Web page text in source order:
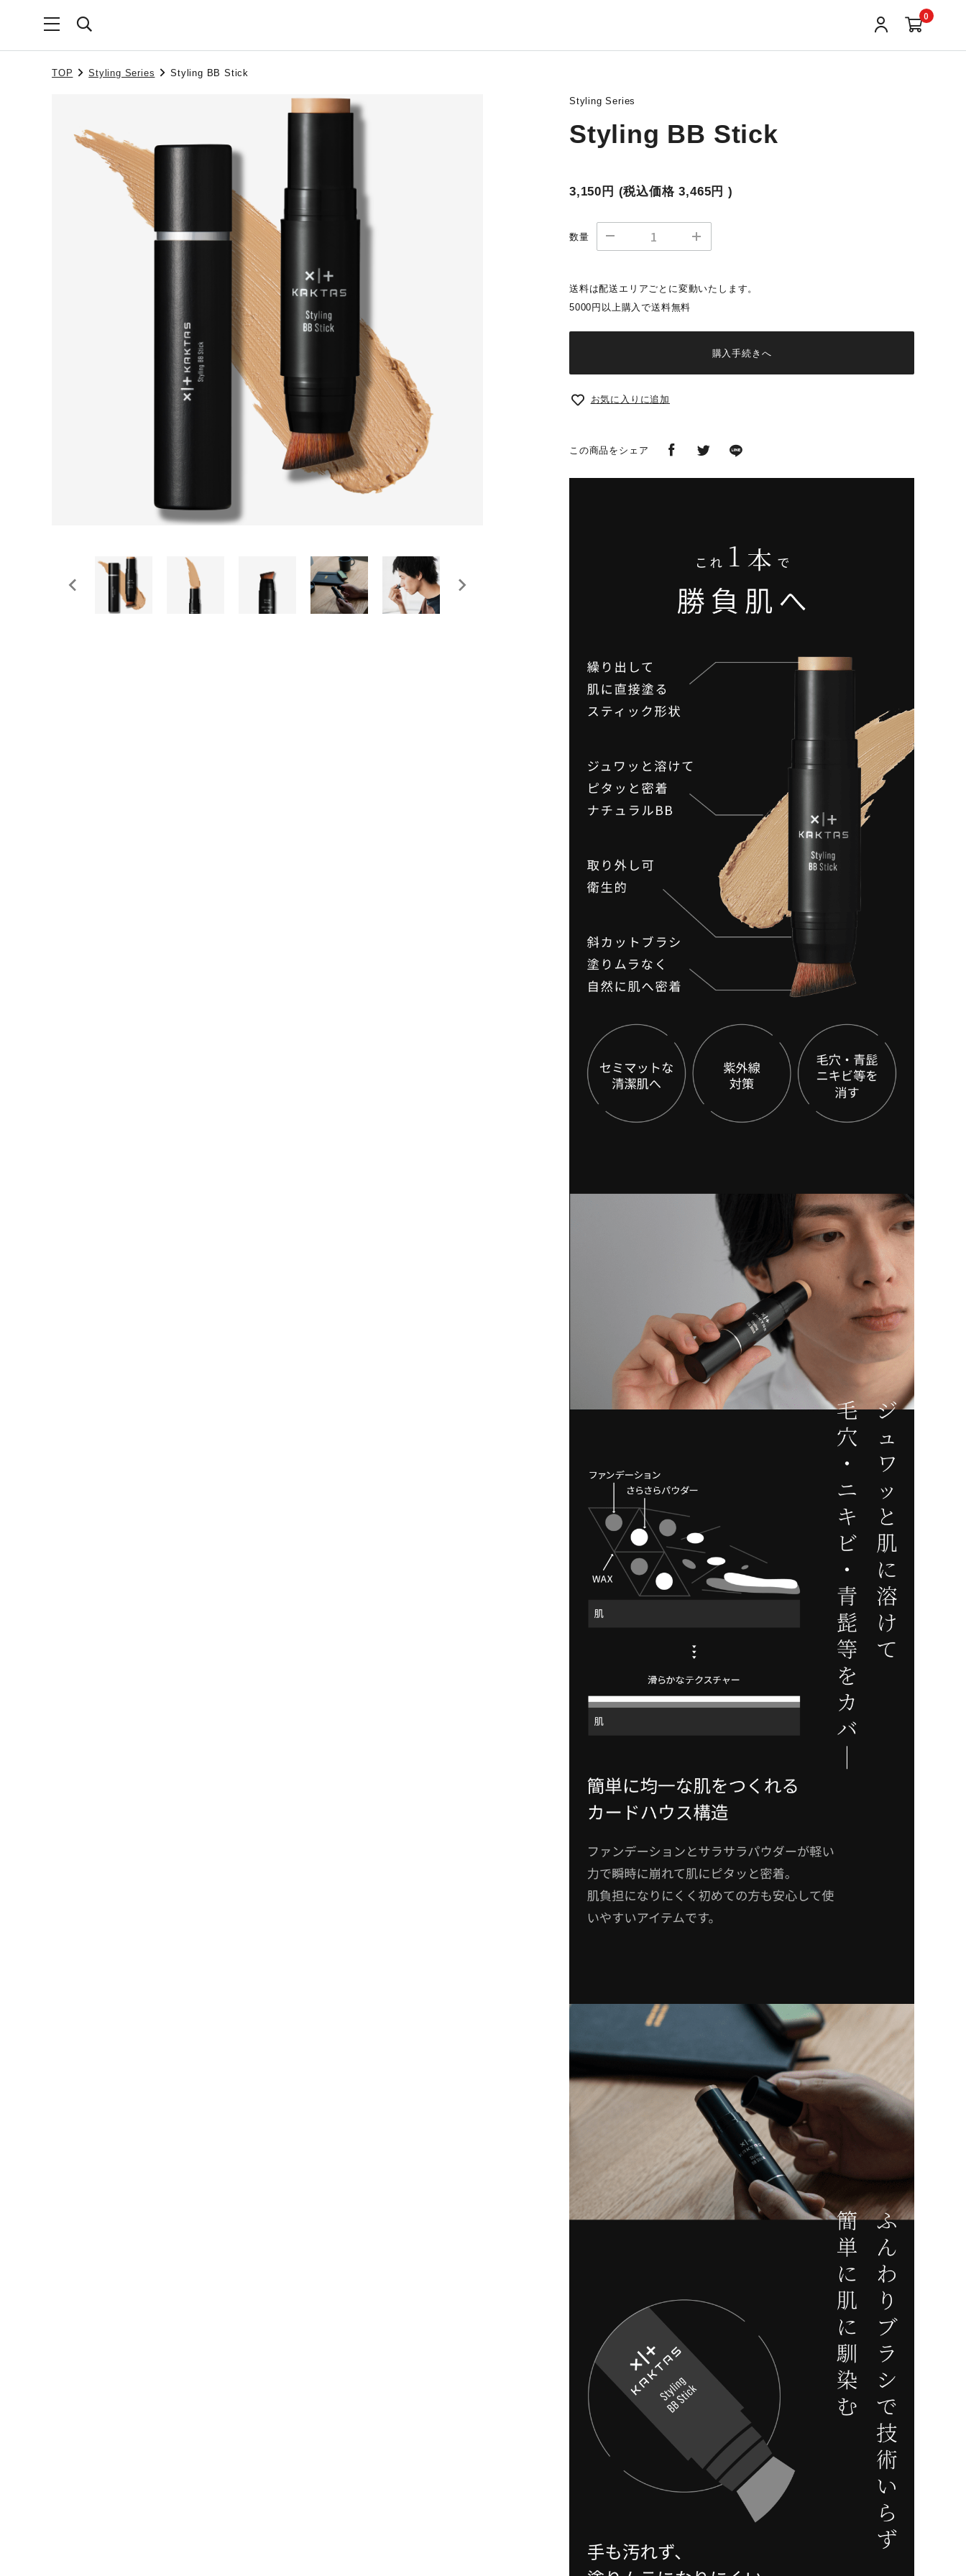
0
TOP Styling Series Styling BB Stick
Styling Series
Styling BB Stick
3,150円 (税込価格3,465円 )
数量
送料は配送エリアごとに変動いたします。
5000円以上購入で送料無料
購入手続きへ
お気に入りに追加
この商品をシェア